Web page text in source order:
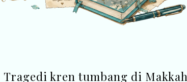
Tragedi kren tumbang di Makkah